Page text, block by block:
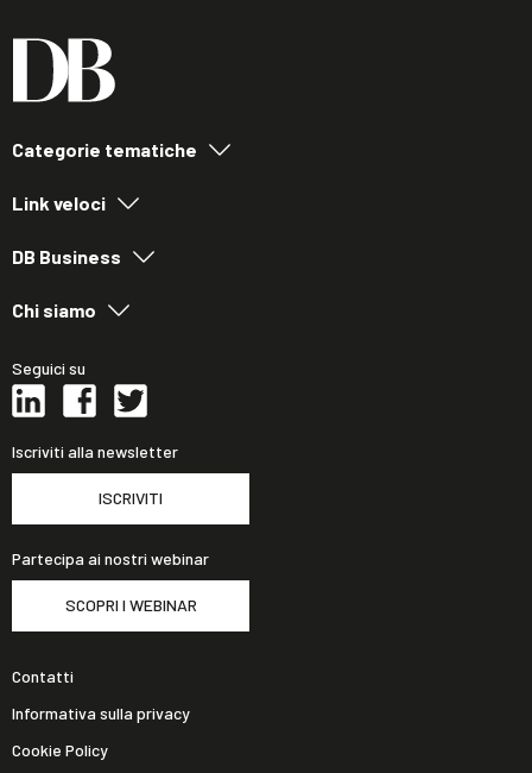
Categorie tematiche
Link veloci
DB Business
Chi siamo
Seguici su
Iscriviti alla newsletter
ISCRIVITI
Partecipa ai nostri webinar
SCOPRI I WEBINAR
Contatti
Informativa sulla privacy
Cookie Policy